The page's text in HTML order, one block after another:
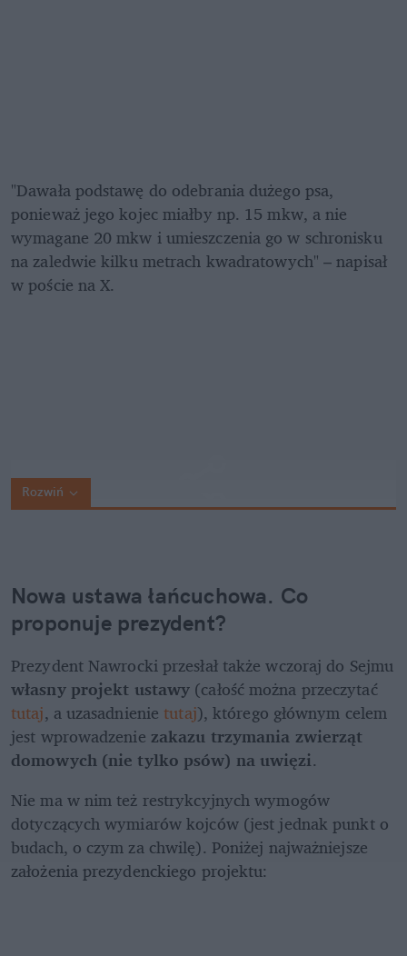
"Dawała podstawę do odebrania dużego psa,
ponieważ jego kojec miałby np. 15 mkw, a nie
wymagane 20 mkw i umieszczenia go w schronisku
na zaledwie kilku metrach kwadratowych" – napisał
w poście na X.
Rozwiń
Nowa ustawa łańcuchowa. Co
proponuje prezydent?
własny projekt ustawy
(całość można przeczytać
tutaj, a uzasadnienie tutaj), którego głównym celem
jest wprowadzenie zakazu trzymania zwierząt
domowych (nie tylko psów) na uwięzi.
Nie ma w nim też restrykcyjnych wymogów
dotyczących wymiarów kojców (jest jednak punkt o
budach, o czym za chwilę). Poniżej najważniejsze
założenia prezydenckiego projektu: